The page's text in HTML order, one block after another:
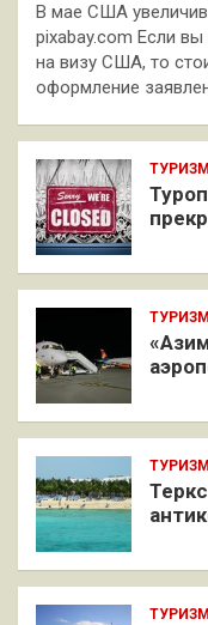
В мае США
pixabay.com Если
на визу США, то
оформление
ТУРИЗМ
ТУРИЗМ
ТУРИЗМ
ТУРИЗМ